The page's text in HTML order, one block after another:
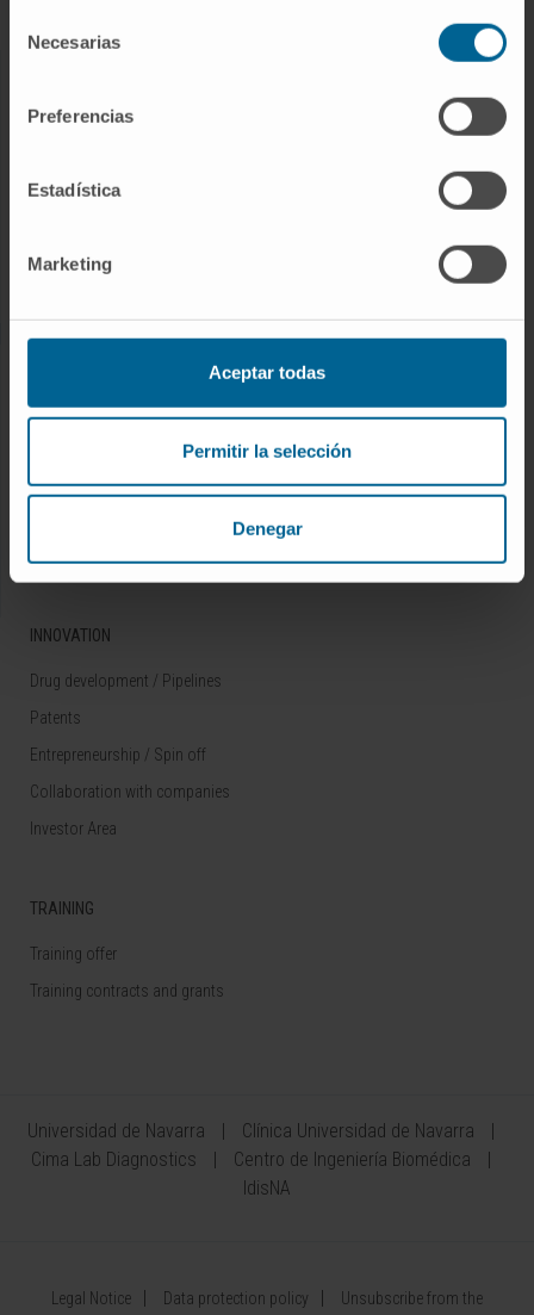
Necesarias
Preferencias
Estadística
Marketing
Aceptar todas
Permitir la selección
Denegar
Our Researchers
Technology platforms
INNOVATION
Drug development / Pipelines
Patents
Entrepreneurship / Spin off
Collaboration with companies
Investor Area
TRAINING
Training offer
Training contracts and grants
Universidad de Navarra
Clínica Universidad de Navarra
Cima Lab Diagnostics
Centro de Ingeniería Biomédica
IdisNA
Legal Notice Data protection policy Unsubscribe from the